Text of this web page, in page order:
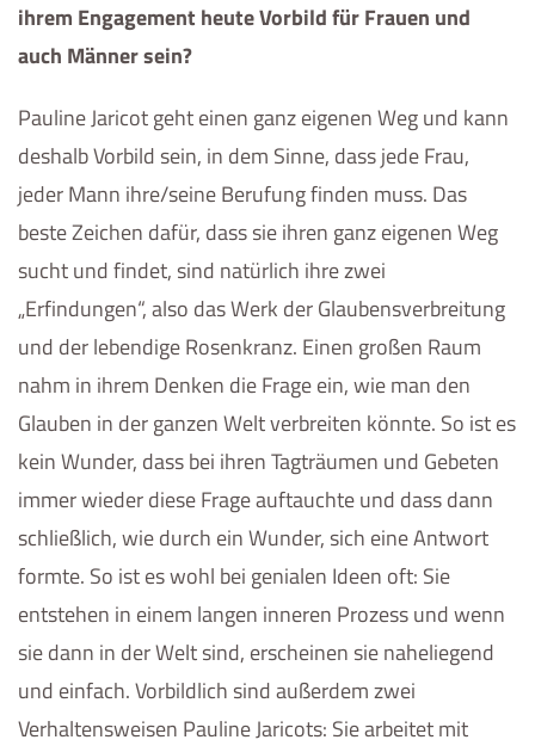
ihrem Engagement heute Vorbild für Frauen und
auch Männer sein?
Pauline Jaricot geht einen ganz eigenen Weg und kann
deshalb Vorbild sein, in dem Sinne, dass jede Frau,
jeder Mann ihre/seine Berufung finden muss. Das
beste Zeichen dafür, dass sie ihren ganz eigenen Weg
sucht und findet, sind natürlich ihre zwei
„Erfindungen“, also das Werk der Glaubensverbreitung
und der lebendige Rosenkranz. Einen großen Raum
nahm in ihrem Denken die Frage ein, wie man den
Glauben in der ganzen Welt verbreiten könnte. So ist es
kein Wunder, dass bei ihren Tagträumen und Gebeten
immer wieder diese Frage auftauchte und dass dann
schließlich, wie durch ein Wunder, sich eine Antwort
formte. So ist es wohl bei genialen Ideen oft: Sie
entstehen in einem langen inneren Prozess und wenn
sie dann in der Welt sind, erscheinen sie naheliegend
und einfach. Vorbildlich sind außerdem zwei
Verhaltensweisen Pauline Jaricots: Sie arbeitet mit